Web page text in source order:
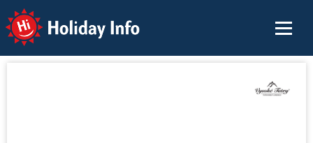
Holiday Info